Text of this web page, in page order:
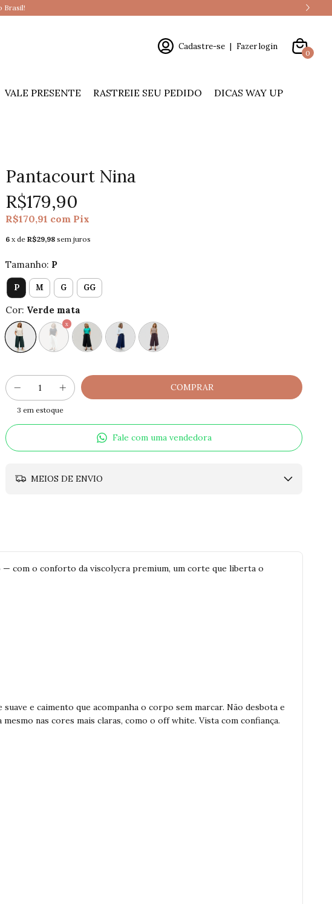
cupom!
Cadastre-se | Fazer login
0
VALE PRESENTE RASTREIE SEU PEDIDO DICAS WAY UP
Pantacourt Nina
R$179,90
R$170,91 com Pix
6 x de R$29,98 sem juros
Tamanho: P
P M G GG
Cor: Verde mata
3 em estoque
Fale com uma vendedora
MEIOS DE ENVIO
com o conforto da viscolycra premium, um corte que liberta o
e caimento que acompanha o corpo sem marcar. Não desbota e
nas cores mais claras, como o off white. Vista com confiança.